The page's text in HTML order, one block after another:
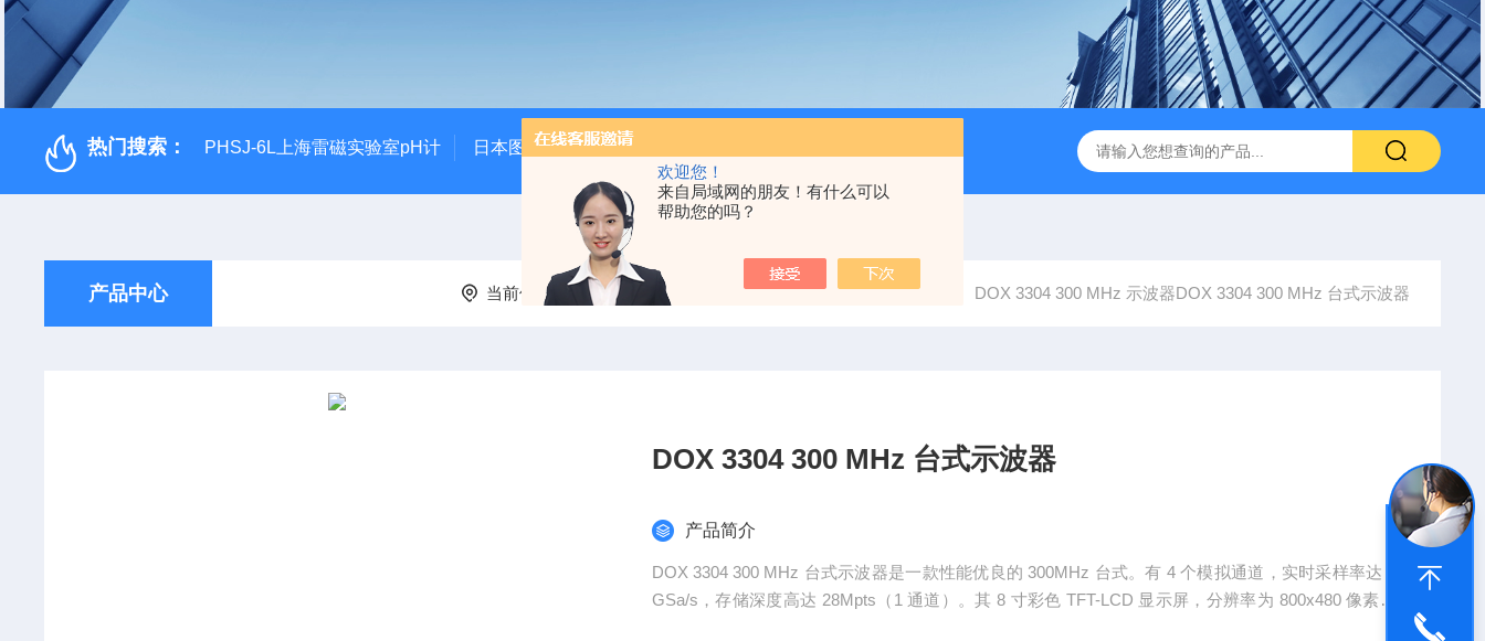
欢迎您！
来自局域网的朋友！有什么可以
帮助您的吗？
热门搜索： PHSJ-6L上海雷磁实验室pH计 日本图技GL240图技GL240存储记录仪/数据采集记录器 GL840-M/GL840WV图技GL840存储记录仪/数据采集仪 GL980记
产品中心 当前位置： 首页 产品中心 电力电子测试仪器 示波器 DOX 3304 300 MHz 示波器DOX 3304 300 MHz 台式示波器
DOX 3304 300 MHz 台式示波器
产品简介
DOX 3304 300 MHz 台式示波器是一款性能优良的 300MHz 台式。有 4 个模拟通道，实时采样率达 2
GSa/s，存储深度高达 28Mpts（1 通道）。其 8 寸彩色 TFT-LCD 显示屏，分辨率为 800x480 像素，